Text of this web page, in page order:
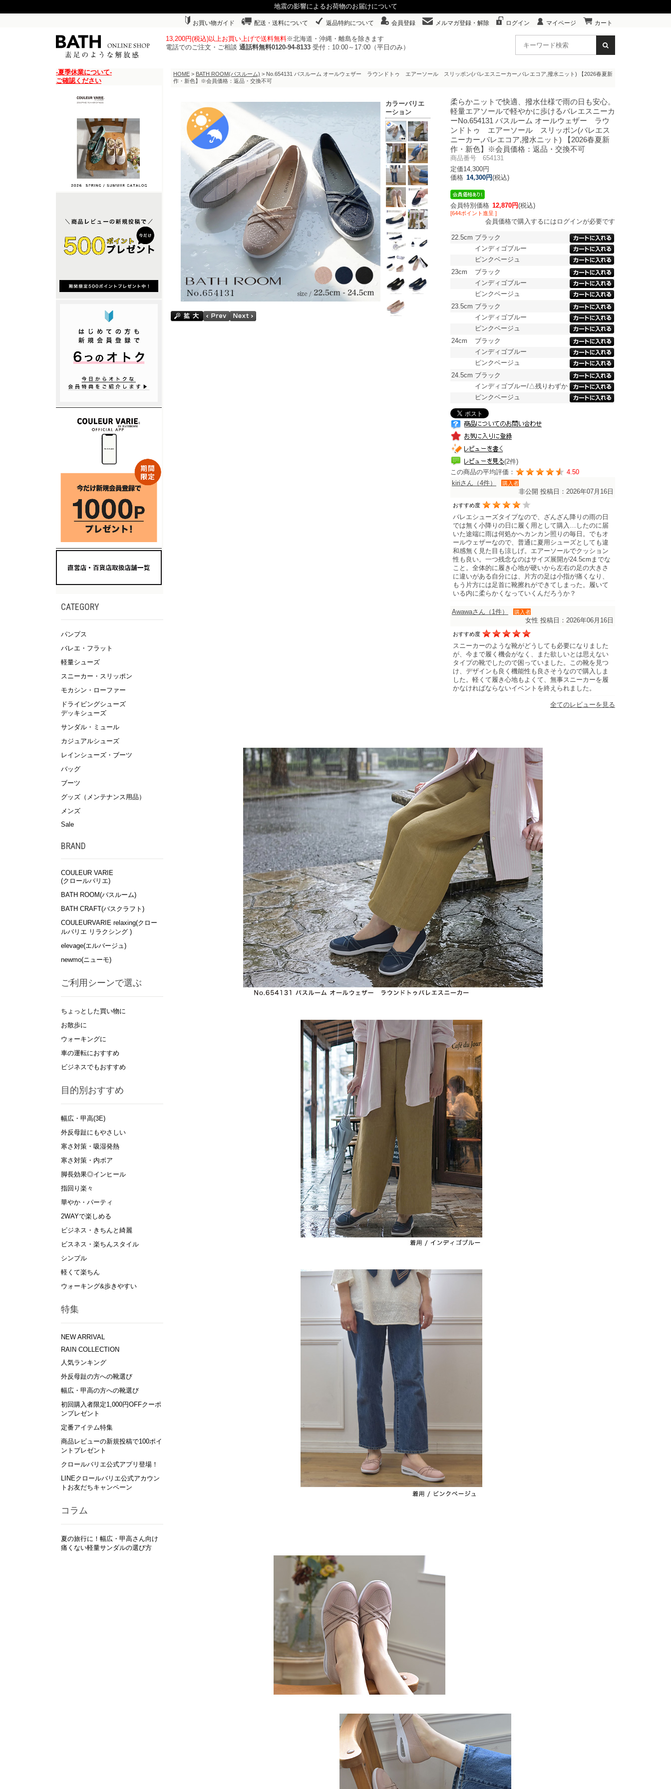
地震の影響によるお荷物のお届けについて
お買い物ガイド 配送・送料について 返品特約について 会員登録 メルマガ登録・解除 ログイン マイページ カート
13,200円(税込)以上お買い上げで送料無料※北海道・沖縄・離島を除きます
電話でのご注文・ご相談 通話料無料0120-94-8133 受付：10:00～17:00（平日のみ）
-夏季休業について-
ご確認ください
CATEGORY
パンプス
バレエ・フラット
軽量シューズ
スニーカー・スリッポン
モカシン・ローファー
ドライビングシューズ
デッキシューズ
サンダル・ミュール
カジュアルシューズ
レインシューズ・ブーツ
バッグ
ブーツ
グッズ（メンテナンス用品）
メンズ
Sale
BRAND
COULEUR VARIE
(クロールバリエ)
BATH ROOM(バスルーム)
BATH CRAFT(バスクラフト)
COULEURVARIE relaxing(クロー
ルバリエ リラクシング )
elevage(エルバージュ)
newmo(ニューモ)
ご利用シーンで選ぶ
ちょっとした買い物に
お散歩に
ウォーキングに
車の運転におすすめ
ビジネスでもおすすめ
目的別おすすめ
幅広・甲高(3E)
外反母趾にもやさしい
寒さ対策・吸湿発熱
寒さ対策・内ボア
脚長効果◎インヒール
指回り楽々
華やか・パーティ
2WAYで楽しめる
ビジネス・きちんと綺麗
ビスネス・楽ちんスタイル
シンプル
軽くて楽ちん
ウォーキング&歩きやすい
特集
NEW ARRIVAL
RAIN COLLECTION
人気ランキング
外反母趾の方への靴選び
幅広・甲高の方への靴選び
初回購入者限定1,000円OFFクーポ
ンプレゼント
定番アイテム特集
商品レビューの新規投稿で100ポイ
ントプレゼント
クロールバリエ公式アプリ登場！
LINEクロールバリエ公式アカウン
トお友だちキャンペーン
コラム
夏の旅行に！幅広・甲高さん向け
痛くない軽量サンダルの選び方
HOME > BATH ROOM(バスルーム) > No.654131 バスルーム オールウェザー ラウンドトゥ エアーソール スリッポン(バレエスニーカー,バレエコア,撥水ニット) 【2026春夏新
作・新色】※会員価格：返品・交換不可
柔らかニットで快適、撥水仕様で雨の日も安心。
軽量エアソールで軽やかに歩けるバレエスニーカ
ーNo.654131 バスルーム オールウェザー ラウ
ンドトゥ エアーソール スリッポン(バレエス
ニーカー,バレエコア,撥水ニット) 【2026春夏新
作・新色】※会員価格：返品・交換不可
商品番号 654131
定価14,300円
価格 14,300円(税込)
会員特別価格 12,870円(税込)
[644ポイント進呈 ]
会員価格で購入するにはログインが必要です
22.5cm ブラック
インディゴブルー
ピンクベージュ
23cm
ブラック
インディゴブルー
ピンクベージュ
23.5cm ブラック
インディゴブルー
ピンクベージュ
24cm
ブラック
インディゴブルー
ピンクベージュ
24.5cm ブラック
インディゴブルー/△残りわずか
ピンクベージュ
(2件)
この商品の平均評価：
4.50
kiriさん（4件）
購入者
非公開 投稿日：2026年07月16日
おすすめ度
バレエシューズタイプなので、ざんざん降りの雨の日
では無く小降りの日に履く用として購入…したのに届
いた途端に雨は何処かへカンカン照りの毎日。でもオ
ールウェザーなので、普通に夏用シューズとしても違
和感無く見た目も涼しげ。エアーソールでクッション
性も良い。一つ残念なのはサイズ展開が24.5cmまでな
こと。全体的に履き心地が硬いから左右の足の大きさ
に違いがある自分には、片方の足は小指が痛くなり、
もう片方には足首に靴擦れができてしまった。履いて
いる内に柔らかくなっていくんだろうか？
Awawaさん（1件） 購入者
女性 投稿日：2026年06月16日
おすすめ度
スニーカーのような靴がどうしても必要になりました
が、今まで履く機会がなく、また欲しいとは思えない
タイプの靴でしたので困っていました。この靴を見つ
け、デザインも良く機能性も良さそうなので購入しま
した。軽くて履き心地もよくて、無事スニーカーを履
かなければならないイベントを終えられました。
全てのレビューを見る
カラーバリエ
ーション